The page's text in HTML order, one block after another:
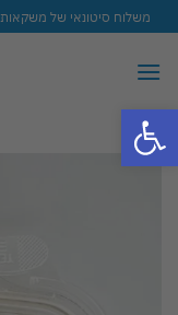
פתח סרגל נגישות
Skip
to
content
משלוח סיטונאי של משקאות לכל